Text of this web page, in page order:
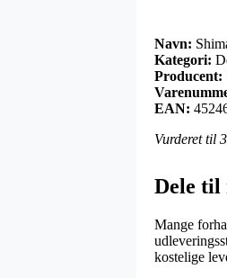
Navn:
Kategori:
Producent:
EAN:
Vurderet til
Dele til
Mange
kostelige